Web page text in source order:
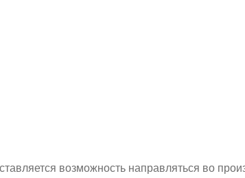
возможность направляться во